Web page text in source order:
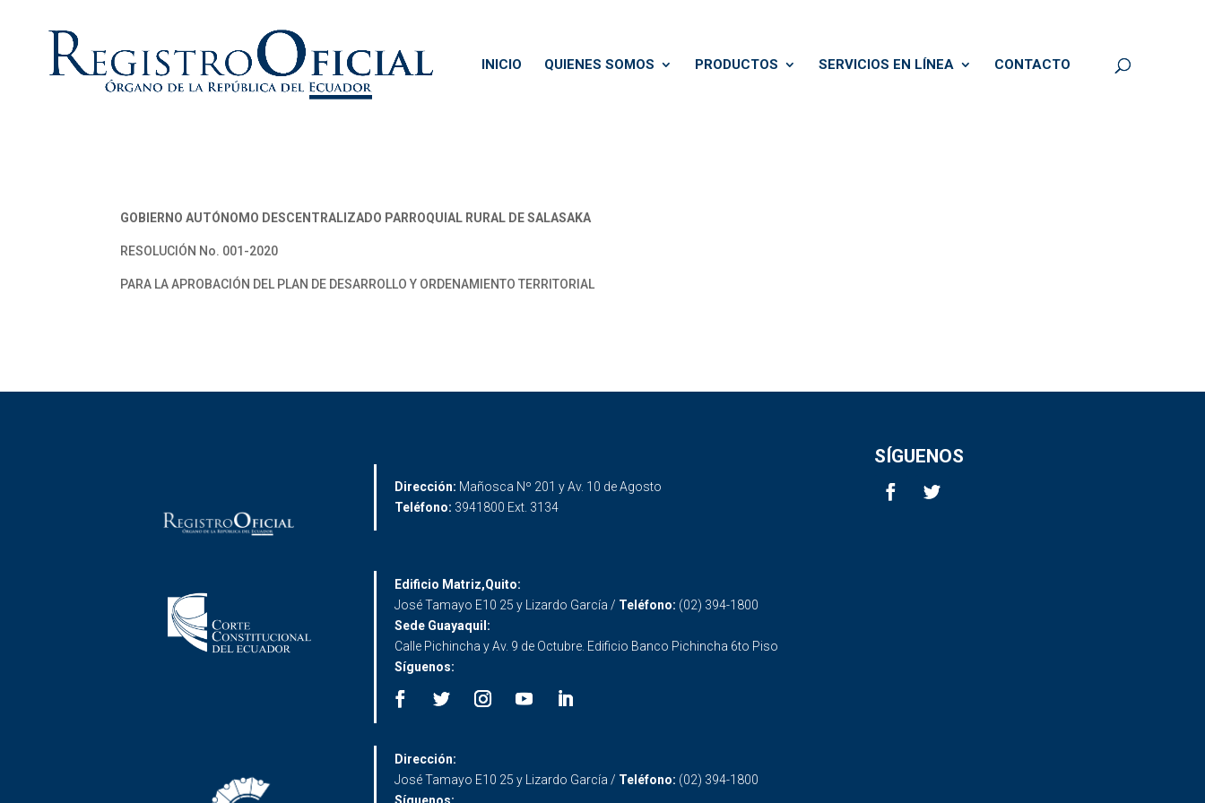
INICIO QUIENES SOMOS PRODUCTOS SERVICIOS EN LÍNEA CONTACTO
GOBIERNO AUTÓNOMO DESCENTRALIZADO PARROQUIAL RURAL DE SALASAKA
RESOLUCIÓN No. 001-2020
PARA LA APROBACIÓN DEL PLAN DE DESARROLLO Y ORDENAMIENTO TERRITORIAL
Dirección: Mañosca Nº 201 y Av. 10 de Agosto
Teléfono: 3941800 Ext. 3134
SÍGUENOS
Edificio Matriz,Quito:
José Tamayo E10 25 y Lizardo García / Teléfono: (02) 394-1800
Sede Guayaquil:
Calle Pichincha y Av. 9 de Octubre. Edificio Banco Pichincha 6to Piso
Síguenos:
Dirección:
José Tamayo E10 25 y Lizardo García / Teléfono: (02) 394-1800